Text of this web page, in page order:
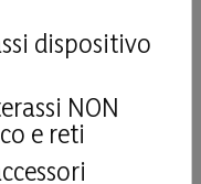
dispositivo
NON
e reti